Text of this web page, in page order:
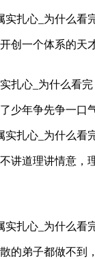
创一个体系的
少年争先争一
讲道理讲情意
的弟子都做不